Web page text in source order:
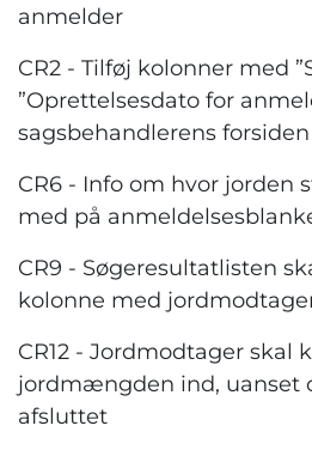
anmelder
CR2 - Tilføj kolonner med
”Oprettelsesdato for
sagsbehandlerens forsiden
CR6 - Info om hvor jorden
med på
CR9 - Søgeresultatlisten
kolonne med
CR12 - Jordmodtager skal
jordmængden ind, uanset
afsluttet